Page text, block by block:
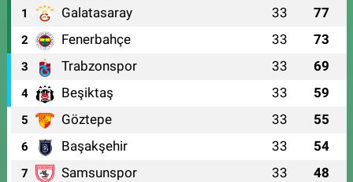
1 Galatasaray 33 77
2 Fenerbahçe 33 73
3 Trabzonspor 33 69
4 Beşiktaş 33 59
5 Göztepe 33 55
6 Başakşehir 33 54
7 Samsunspor 33 48